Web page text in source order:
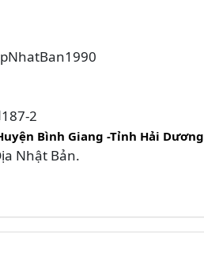
2
Bình Giang -Tỉnh Hải Dương
Nhật Bản.